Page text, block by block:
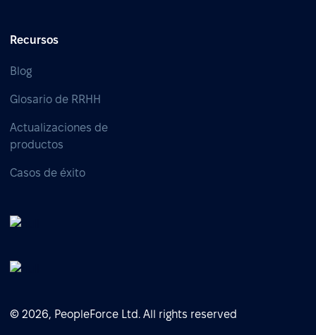
Recursos
Blog
Glosario de RRHH
Actualizaciones de
productos
Casos de éxito
© 2026, PeopleForce Ltd. All rights reserved